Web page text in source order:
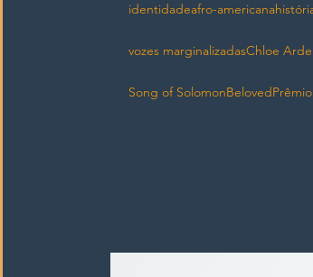
identidadeafro-americana
vozes marginalizadasChloe
Song of SolomonBeloved